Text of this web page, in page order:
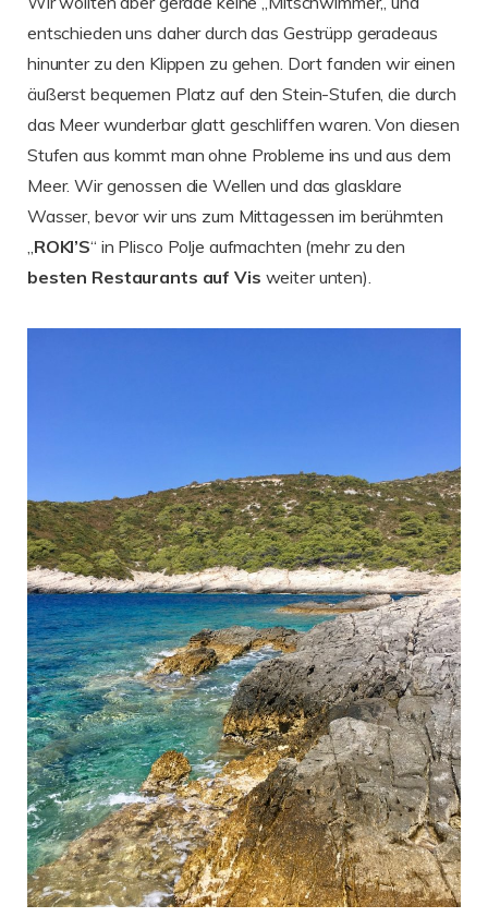
entschieden uns daher durch das Gestrüpp geradeaus
hinunter zu den Klippen zu gehen. Dort fanden wir einen
äußerst bequemen Platz auf den Stein-Stufen, die durch
das Meer wunderbar glatt geschliffen waren. Von diesen
Stufen aus kommt man ohne Probleme ins und aus dem
Meer. Wir genossen die Wellen und das glasklare
Wasser, bevor wir uns zum Mittagessen im berühmten
ROKI’S“ in Plisco Polje aufmachten (mehr zu den
besten Restaurants auf Vis weiter unten).